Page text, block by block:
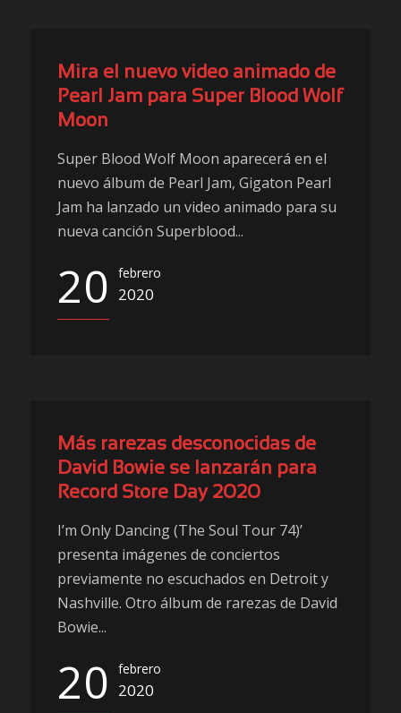
Mira el nuevo video animado de
Pearl Jam para Super Blood Wolf
Moon
Super Blood Wolf Moon aparecerá en el
nuevo álbum de Pearl Jam, Gigaton Pearl
Jam ha lanzado un video animado para su
nueva canción Superblood...
20 febrero
2020
Más rarezas desconocidas de
David Bowie se lanzarán para
Record Store Day 2020
I’m Only Dancing (The Soul Tour 74)’
presenta imágenes de conciertos
previamente no escuchados en Detroit y
Nashville. Otro álbum de rarezas de David
Bowie...
20 febrero
2020